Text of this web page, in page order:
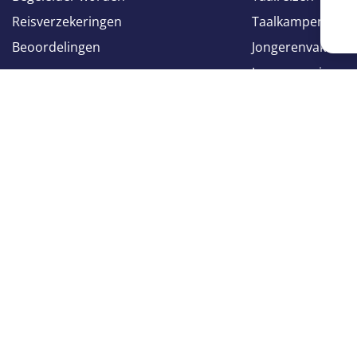
Reisverzekeringen
Beoordelingen
Taalkampen
Jongerenvakanties
Jongerenreizen